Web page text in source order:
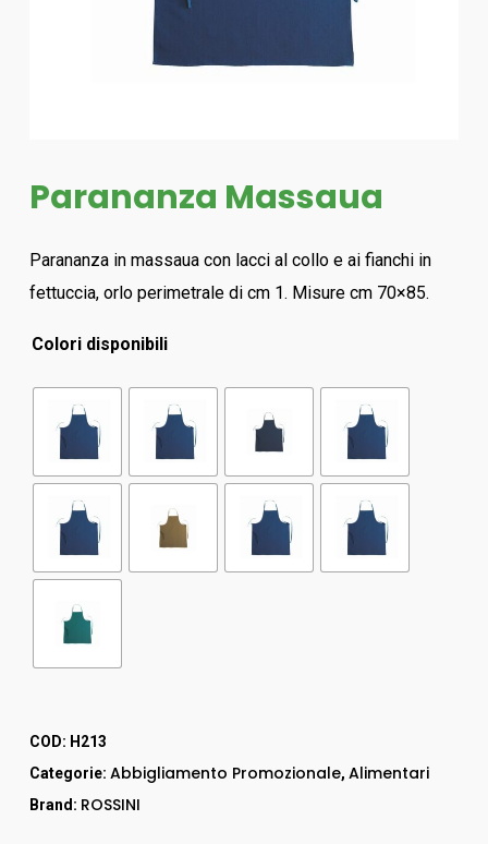
Parananza Massaua
Parananza in massaua con lacci al collo e ai fianchi in
fettuccia, orlo perimetrale di cm 1. Misure cm 70×85.
Colori disponibili
COD: H213
Categorie: Abbigliamento Promozionale, Alimentari
Brand: ROSSINI